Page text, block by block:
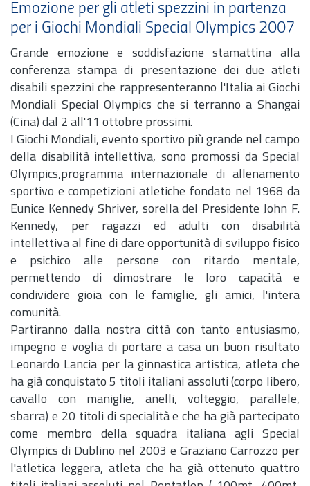
Emozione per gli atleti spezzini in partenza
per i Giochi Mondiali Special Olympics 2007
Grande emozione e soddisfazione stamattina alla
conferenza stampa di presentazione dei due atleti
disabili spezzini che rappresenteranno l'Italia ai Giochi
Mondiali Special Olympics che si terranno a Shangai
(Cina) dal 2 all'11 ottobre prossimi.
I Giochi Mondiali, evento sportivo più grande nel campo
della disabilità intellettiva, sono promossi da Special
Olympics,programma internazionale di allenamento
sportivo e competizioni atletiche fondato nel 1968 da
Eunice Kennedy Shriver, sorella del Presidente John F.
Kennedy, per ragazzi ed adulti con disabilità
intellettiva al fine di dare opportunità di sviluppo fisico
e psichico alle persone con ritardo mentale,
permettendo di dimostrare le loro capacità e
condividere gioia con le famiglie, gli amici, l'intera
comunità.
Partiranno dalla nostra città con tanto entusiasmo,
impegno e voglia di portare a casa un buon risultato
Leonardo Lancia per la ginnastica artistica, atleta che
ha già conquistato 5 titoli italiani assoluti (corpo libero,
cavallo con maniglie, anelli, volteggio, parallele,
sbarra) e 20 titoli di specialità e che ha già partecipato
come membro della squadra italiana agli Special
Olympics di Dublino nel 2003 e Graziano Carrozzo per
l'atletica leggera, atleta che ha già ottenuto quattro